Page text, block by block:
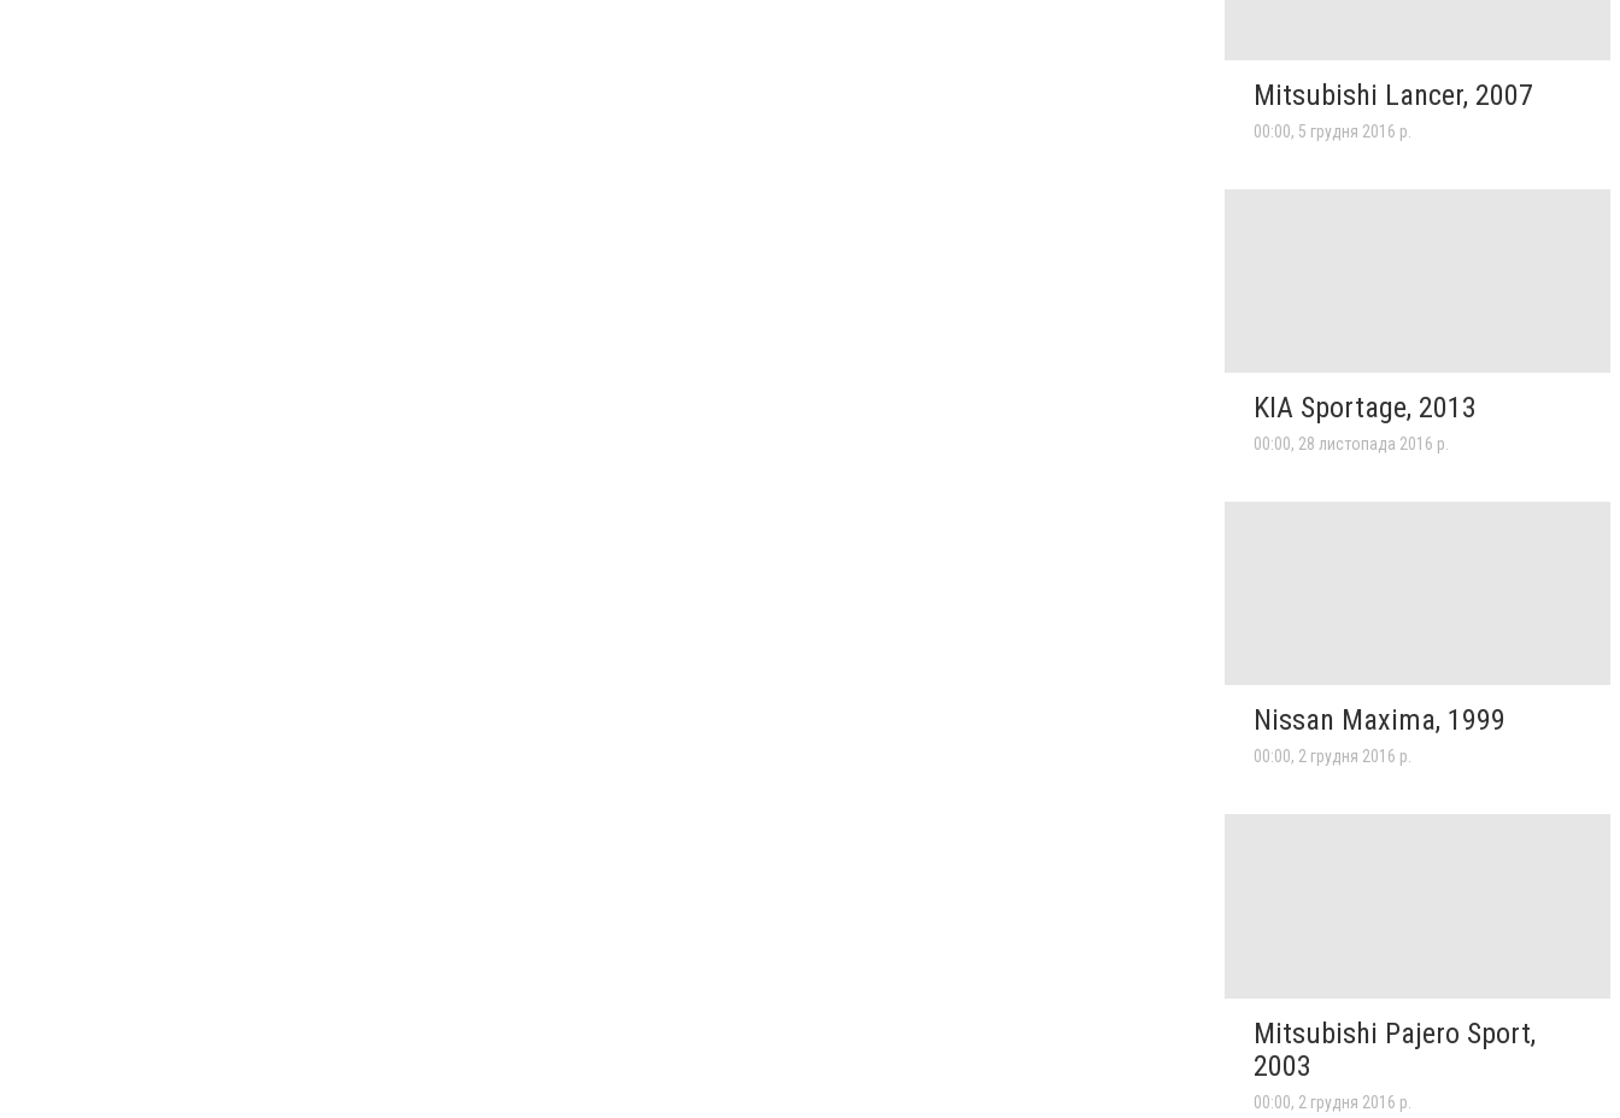
Mitsubishi Lancer, 2007
00:00, 5 грудня 2016 р.
KIA Sportage, 2013
00:00, 28 листопада 2016 р.
Nissan Maxima, 1999
00:00, 2 грудня 2016 р.
Mitsubishi Pajero Sport,
2003
00:00, 2 грудня 2016 р.